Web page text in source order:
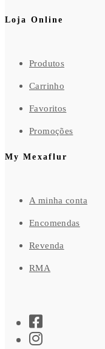
Loja Online
Produtos
Carrinho
Favoritos
Promoções
My Mexaflur
A minha conta
Encomendas
Revenda
RMA